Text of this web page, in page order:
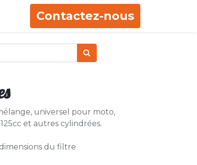
Contactez-nous
universel pour moto,
et autres cylindrées.
du filtre